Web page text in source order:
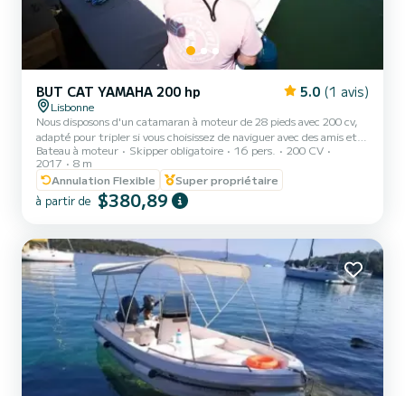
BUT CAT YAMAHA 200 hp 5.0 (1 avis)
Lisbonne
Nous disposons d'un catamaran à moteur de 28 pieds avec 200 cv,
adapté pour tripler si vous choisissez de naviguer avec des amis et la
famille. "Manito" est un navire walkaround et offre beaucoup
d'espace et des sièges confortables, un auvent de 8 m², des
toilettes et un système de sonorisation. Des visites
personnalisables/privées peuvent également être organisées dans la
baie de Lisbonne telles que des enterrements de vie de jeune
Bateau à moteur Skipper obligatoire 16 pers.
200 CV
2017
8 m
Annulation Flexible
Super propriétaire
à partir de $380,89